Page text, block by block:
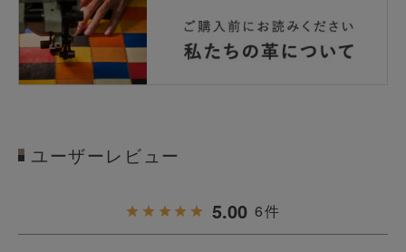
ユーザーレビュー
5.00 6